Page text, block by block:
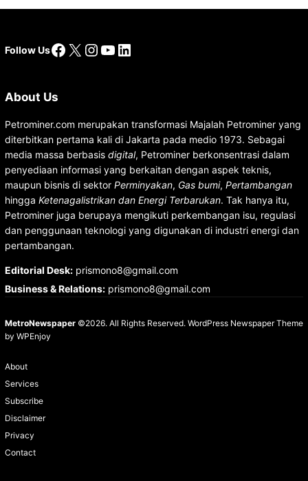
Follow UsFacebook
X Instagram
YouTube
LinkedIn
About Us
Petrominer.com merupakan transformasi Majalah Petrominer yang
diterbitkan pertama kali di Jakarta pada medio 1973. Sebagai
media massa berbasis digital, Petrominer berkonsentrasi dalam
penyediaan informasi yang berkaitan dengan aspek teknis,
maupun bisnis di sektor Perminyakan, Gas bumi, Pertambangan
hingga Ketenagalistrikan dan Energi Terbarukan. Tak hanya itu,
Petrominer juga berupaya mengikuti perkembangan isu, regulasi
dan penggunaan teknologi yang digunakan di industri energi dan
pertambangan.
Editorial Desk:prismono8@gmail.com
Business & Relations:prismono8@gmail.com
MetroNewspaper©2026. All Rights Reserved. WordPress Newspaper Theme
by WPEnjoy
About
Services
Subscribe
Disclaimer
Privacy
Contact